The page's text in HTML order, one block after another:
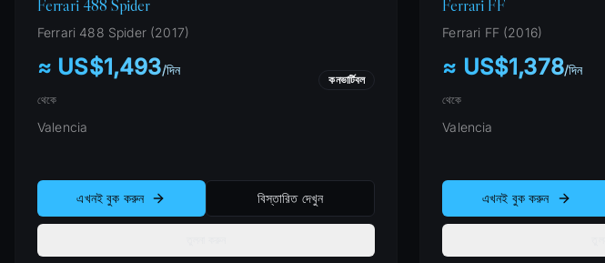
Ferrari 488 Spider
Ferrari 488 Spider(2017)
≈ US$1,493/দিন
থেকে
কনভার্টিবল
Valencia
এখনই বুক করুন বিস্তারিত দেখুন
Ferrari FF
Ferrari FF(2016)
≈ US$1,378/দিন
থেকে
Valencia
এখনই বুক করুন